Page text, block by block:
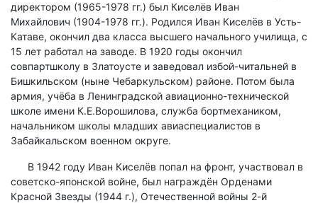
директором (1965-1978 гг.) был Киселёв Иван
Михайлович (1904-1978 гг.). Родился Иван Киселёв в Усть-
Катаве, окончил два класса высшего начального училища, с
15 лет работал на заводе. В 1920 годы окончил
совпартшколу в Златоусте и заведовал избой-читальней в
Бишкильском (ныне Чебаркульском) районе. Потом была
армия, учёба в Ленинградской авиационно-технической
школе имени К.Е.Ворошилова, служба бортмехаником,
начальником школы младших авиаспециалистов в
Забайкальском военном округе.
В 1942 году Иван Киселёв попал на фронт, участвовал в
советско-японской войне, был награждён Орденами
Красной Звезды (1944 г.), Отечественной войны 2-й